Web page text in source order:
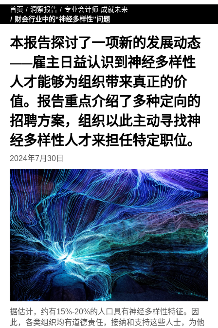
首页 洞察报告
专业会计师-成就未来
财会行业中的“神经多样性”问题
本报告探讨了一项新的发展动态
——雇主日益认识到神经多样性
人才能够为组织带来真正的价
值。报告重点介绍了多种定向的
招聘方案，组织以此主动寻找神
经多样性人才来担任特定职位。
2024年7月30日
据估计，约有15%-20%的人口具有神经多样性特征。因
此，各类组织均有道德责任，接纳和支持这些人士，为他